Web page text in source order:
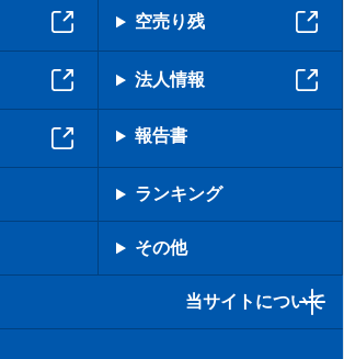
空売り残
法人情報
報告書
ランキング
その他
当サイトについて